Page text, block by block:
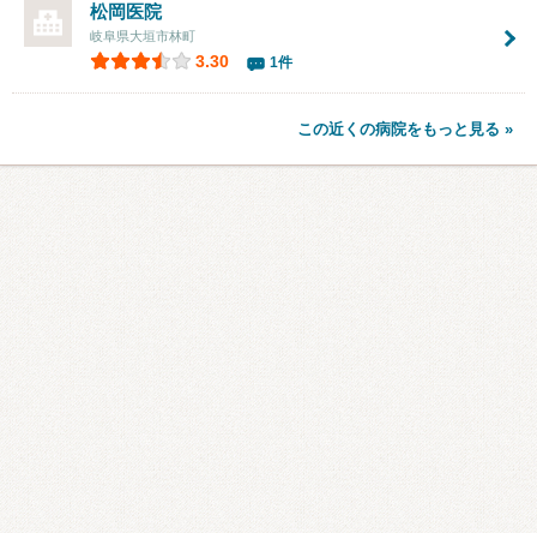
松岡医院
岐阜県大垣市林町
3.30 1件
この近くの病院をもっと見る »